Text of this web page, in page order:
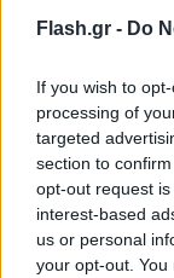
Flash.gr - Do
If you wish to
processing of
targeted
section to
opt-out request
interest-based
us or personal
your opt-out.
«Η διαφορά
ενεργείται
κάναμε είναι
περιθώριο
ανατιμήσεις
αρχίζουν να
κόστους, όπως